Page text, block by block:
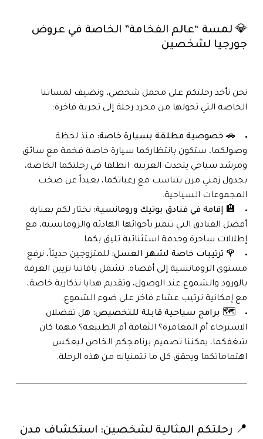
💎 لمسة “عالم الفخامة” الخاصة في عروض
جورجيا لشخصين
نحن نأخذ رحلتكم على محمل شخصي، ونضيف لمساتنا
الخاصة التي تحولها من مجرد رحلة إلى تجربة فاخرة:
🚗 خصوصية مطلقة بسيارة خاصة: منذ لحظة
وصولكما، ستكون بانتظاركما سيارة خاصة فخمة مع سائق
ومرشد سياحي يتحدث العربية. انطلقا في رحلتكما الخاصة،
بجدول زمني مرن يتناسب مع رغباتكما، بعيداً عن صخب
المجموعات السياحية.
🏨 إقامة في فنادق بوتيك ورومانسية: نختار لكم بعناية
أفضل الفنادق التي تتميز بأجوائها الهادئة والرومانسية، مع
إطلالات ساحرة وخدمة استثنائية تليق بكما.
🌹 ترتيبات خاصة لشهر العسل: للمتزوجين حديثاً، نرفع
مستوى الرومانسية إلى أقصاه. تشمل باقاتنا تزيين الغرفة
بالورود والشموع عند الوصول، وتقديم هدايا تذكارية خاصة،
مع إمكانية ترتيب عشاء فاخر على ضوء الشموع.
🗺️ برامج سياحية قابلة للتخصيص: هل تفضلان
الاسترخاء أم المغامرة؟ الثقافة أم الطبيعة؟ مهما كان
شغفكما، يمكننا تصميم برنامجكم الخاص ليعكس
اهتماماتكما ويحقق كل ما تتمنيانه من هذه الرحلة.
📍 رحلتكم المثالية لشخصين: استكشاف مدن